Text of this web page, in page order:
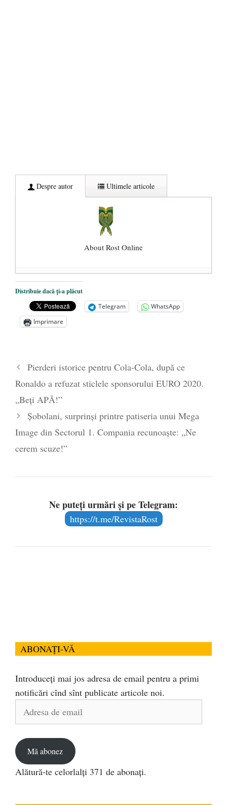
Despre autor Ultimele articole
About Rost Online
Dezvăluiri cutremurătoare despre
președintele Ucrainei, Volodymyr
Zelensky
- 13 mai 2026
Statul care servește Națiunea
poetului Octavian Goga, înlăturat din Iași
- 16 aprilie 2026
Distribuie dacă ți-a plăcut
Telegram
WhatsApp
Imprimare
Pierderi istorice pentru Cola-Cola, după ce
Ronaldo a refuzat sticlele sponsorului EURO 2020.
„Beți APĂ!”
Şobolani, surprinși printre patiseria unui Mega
Image din Sectorul 1. Compania recunoaște: „Ne
cerem scuze!”
Ne puteți urmări și pe Telegram:
https://t.me/RevistaRost
ABONAȚI-VĂ
Introduceți mai jos adresa de email pentru a primi
notificări cînd sînt publicate articole noi.
Adresa
Mă abonez
Alătură-te celorlalți 371 de abonați.